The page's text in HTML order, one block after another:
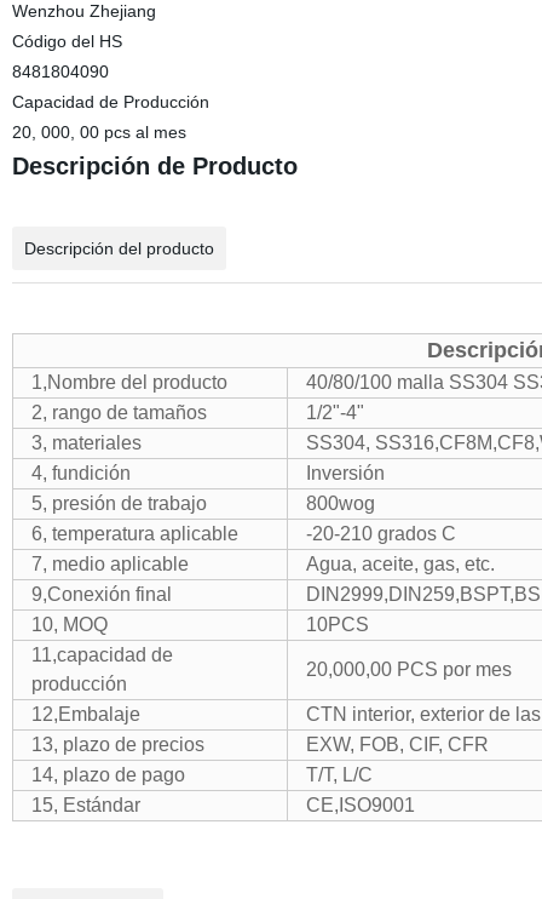
Wenzhou Zhejiang
Código del HS
8481804090
Capacidad de Producción
20, 000, 00 pcs al mes
Descripción de Producto
Descripción del producto
1,Nombre del producto
40/80/100 malla SS304
2, rango de tamaños
1/2"-4"
3, materiales
SS304,
4, fundición
Inversión
5, presión de trabajo
800wog
6, temperatura aplicable
-20-210 grados C
7, medio aplicable
Agua, aceite, gas, etc.
9,Conexión final
10, MOQ
10PCS
11,capacidad de
producción
20,000,00 PCS por mes
12,Embalaje
CTN interior, exterior de
13, plazo de precios
EXW, FOB, CIF, CFR
14, plazo de pago
T/T, L/C
15, Estándar
CE,ISO9001